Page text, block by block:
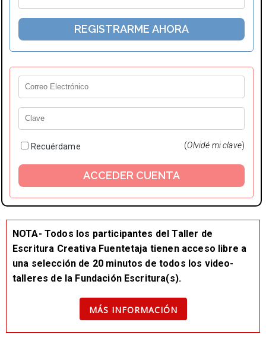
Recuérdame (Olvidé mi clave)
NOTA- Todos los participantes del Taller de
Escritura Creativa Fuentetaja tienen acceso libre a
una selección de 20 minutos de todos los video-
talleres de la Fundación Escritura(s).
MÁS INFORMACIÓN